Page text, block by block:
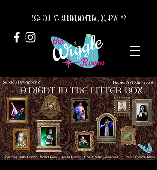
3874 BOUL. ST-LAURENT, MONTRÉAL, QC, H2W 1Y2